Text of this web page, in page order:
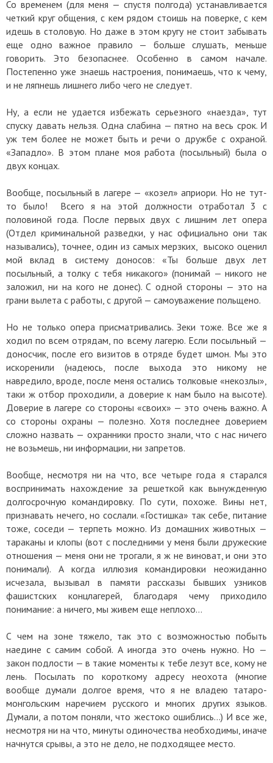
Со временем (для меня — спустя полгода) устанавливается
четкий круг общения, с кем рядом стоишь на поверке, с кем
идешь в столовую. Но даже в этом кругу не стоит забывать
еще одно важное правило — больше слушать, меньше
говорить. Это безопаснее. Особенно в самом начале.
Постепенно уже знаешь настроения, понимаешь, что к чему,
и не ляпнешь лишнего либо чего не следует.
Ну, а если не удается избежать серьезного «наезда», тут
спуску давать нельзя. Одна слабина — пятно на весь срок. И
уж тем более не может быть и речи о дружбе с охраной.
«Западло». В этом плане моя работа (посыльный) была о
двух концах.
Вообще, посыльный в лагере — «козел» априори. Но не тут-
то было! Всего я на этой должности отработал 3 с
половиной года. После первых двух с лишним лет опера
(Отдел криминальной разведки, у нас официально они так
назывались), точнее, один из самых мерзких, высоко оценил
мой вклад в систему доносов: «Ты больше двух лет
посыльный, а толку с тебя никакого» (понимай — никого не
заложил, ни на кого не донес). С одной стороны — это на
грани вылета с работы, с другой — самоуважение польщено.
Но не только опера присматривались. Зеки тоже. Все же я
ходил по всем отрядам, по всему лагерю. Если посыльный —
доносчик, после его визитов в отряде будет шмон. Мы это
искоренили (надеюсь, после выхода это никому не
навредило, вроде, после меня остались толковые «некозлы»,
таки ж отбор проходили, а доверие к нам было на высоте).
Доверие в лагере со стороны «своих» — это очень важно. А
со стороны охраны — полезно. Хотя последнее доверием
сложно назвать — охранники просто знали, что с нас ничего
не возьмешь, ни информации, ни запретов.
Вообще, несмотря ни на что, все четыре года я старался
воспринимать нахождение за решеткой как вынужденную
долгосрочную командировку. По сути, похоже. Вины нет,
признавать нечего, но сослали. «Гостишка» так себе, питание
тоже, соседи — терпеть можно. Из домашних животных —
тараканы и клопы (вот с последними у меня были дружеские
отношения — меня они не трогали, я ж не виноват, и они это
понимали). А когда иллюзия командировки неожиданно
исчезала, вызывал в памяти рассказы бывших узников
фашистских концлагерей, благодаря чему приходило
понимание: а ничего, мы живем еще неплохо…
С чем на зоне тяжело, так это с возможностью побыть
наедине с самим собой. А иногда это очень нужно. Но —
закон подлости — в такие моменты к тебе лезут все, кому не
лень. Посылать по короткому адресу неохота (многие
вообще думали долгое время, что я не владею татаро-
монгольским наречием русского и многих других языков.
Думали, а потом поняли, что жестоко ошиблись…) И все же,
несмотря ни на что, минуты одиночества необходимы, иначе
начнутся срывы, а это не дело, не подходящее место.